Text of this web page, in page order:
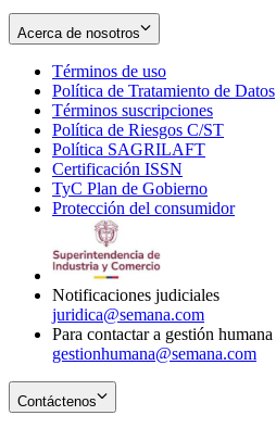
Acerca de nosotros
Términos de uso
in
new
window
Política de Tratamiento de Datos
Términos suscripciones
in
Política de Riesgos C/ST
Política SAGRILAFT
new
window
Certificación ISSN
in
new
TyC Plan de Gobierno
in
Protección del consumidorOpens
Notificaciones judiciales
juridica@semana.com
Para contactar a gestión humana
gestionhumana@semana.com
Contáctenos